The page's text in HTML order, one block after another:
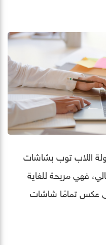
اللاب توب بشاشات
وبالتالي، فهي مريحة للغاية
عكس تمامًا شاشات